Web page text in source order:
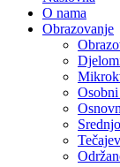
O nama
Obrazovanje
Osobni